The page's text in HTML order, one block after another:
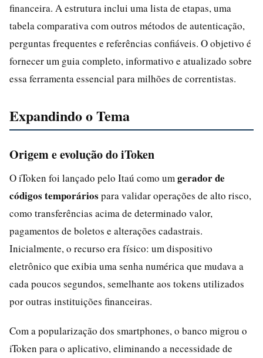
financeira. A estrutura inclui uma lista de etapas, uma
tabela comparativa com outros métodos de autenticação,
perguntas frequentes e referências confiáveis. O objetivo é
fornecer um guia completo, informativo e atualizado sobre
essa ferramenta essencial para milhões de correntistas.
Expandindo o Tema
Origem e evolução do iToken
O iToken foi lançado pelo Itaú como um gerador de
códigos temporários para validar operações de alto risco,
como transferências acima de determinado valor,
pagamentos de boletos e alterações cadastrais.
Inicialmente, o recurso era físico: um dispositivo
eletrônico que exibia uma senha numérica que mudava a
cada poucos segundos, semelhante aos tokens utilizados
por outras instituições financeiras.
Com a popularização dos smartphones, o banco migrou o
iToken para o aplicativo, eliminando a necessidade de